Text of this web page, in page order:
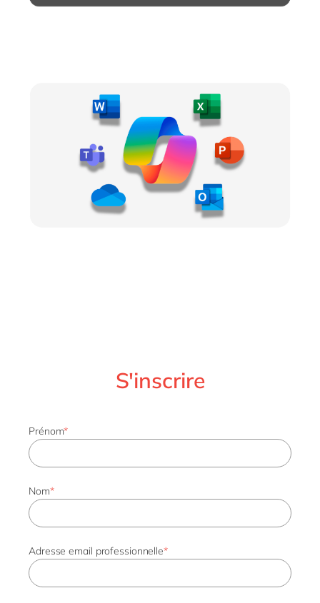
S'inscrire
Prénom*
Nom*
Adresse email professionnelle*